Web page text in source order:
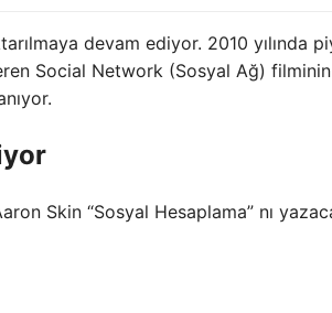
devam ediyor. 2010 yılında
Social Network (Sosyal Ağ)
Skin “Sosyal Hesaplama” nı